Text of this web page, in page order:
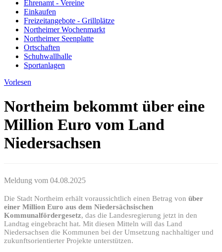
Ehrenamt - Vereine
Einkaufen
Freizeitangebote - Grillplätze
Northeimer Wochenmarkt
Northeimer Seenplatte
Ortschaften
Schuhwallhalle
Sportanlagen
Vorlesen
Northeim bekommt über eine
Million Euro vom Land
Niedersachsen
Meldung vom 04.08.2025
Die Stadt Northeim erhält voraussichtlich einen Betrag von über
einer Million Euro aus dem Niedersächsischen
Kommunalfördergesetz, das die Landesregierung jetzt in den
Landtag eingebracht hat. Mit diesen Mitteln will das Land
Niedersachsen die Kommunen bei der Umsetzung nachhaltiger und
zukunftsorientierter Projekte unterstützen.